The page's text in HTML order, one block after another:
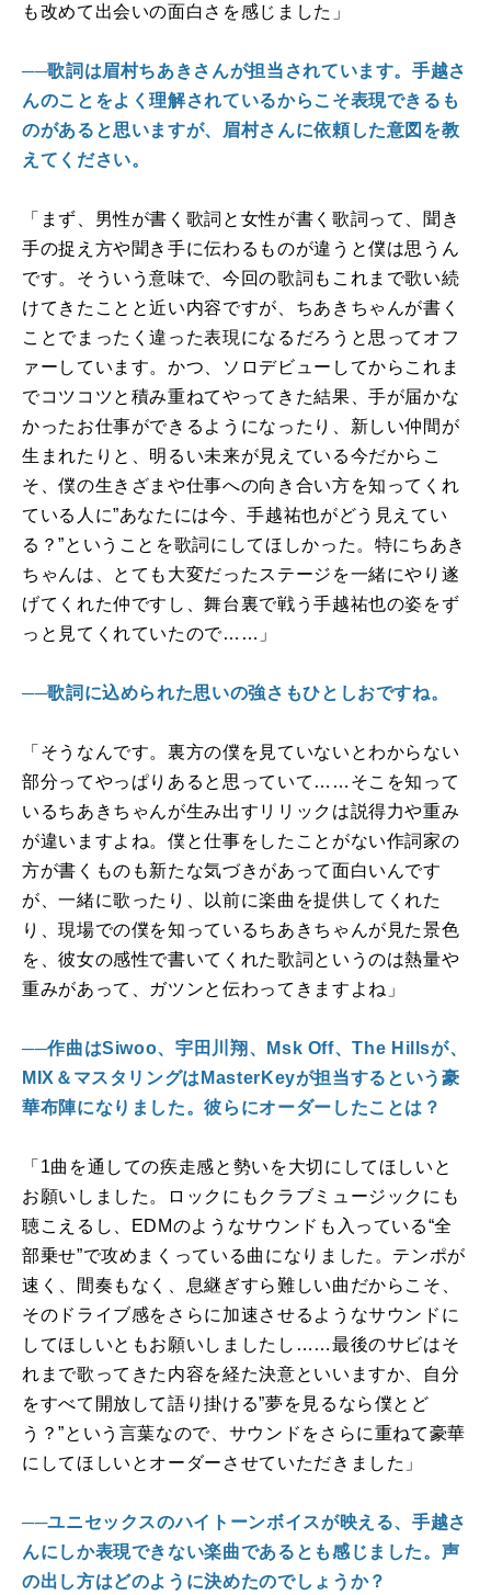
も改めて出会いの面白さを感じました」
──歌詞は眉村ちあきさんが担当されています。手越さ
んのことをよく理解されているからこそ表現できるも
のがあると思いますが、眉村さんに依頼した意図を教
えてください。
「まず、男性が書く歌詞と女性が書く歌詞って、聞き
手の捉え方や聞き手に伝わるものが違うと僕は思うん
です。そういう意味で、今回の歌詞もこれまで歌い続
けてきたことと近い内容ですが、ちあきちゃんが書く
ことでまったく違った表現になるだろうと思ってオフ
ァーしています。かつ、ソロデビューしてからこれま
でコツコツと積み重ねてやってきた結果、手が届かな
かったお仕事ができるようになったり、新しい仲間が
生まれたりと、明るい未来が見えている今だからこ
そ、僕の生きざまや仕事への向き合い方を知ってくれ
ている人に”あなたには今、手越祐也がどう見えてい
る？”ということを歌詞にしてほしかった。特にちあき
ちゃんは、とても大変だったステージを一緒にやり遂
げてくれた仲ですし、舞台裏で戦う手越祐也の姿をず
っと見てくれていたので……」
──歌詞に込められた思いの強さもひとしおですね。
「そうなんです。裏方の僕を見ていないとわからない
部分ってやっぱりあると思っていて……そこを知って
いるちあきちゃんが生み出すリリックは説得力や重み
が違いますよね。僕と仕事をしたことがない作詞家の
方が書くものも新たな気づきがあって面白いんです
が、一緒に歌ったり、以前に楽曲を提供してくれた
り、現場での僕を知っているちあきちゃんが見た景色
を、彼女の感性で書いてくれた歌詞というのは熱量や
重みがあって、ガツンと伝わってきますよね」
──作曲はSiwoo、宇田川翔、Msk Off、The Hillsが、
MIX＆マスタリングはMasterKeyが担当するという豪
華布陣になりました。彼らにオーダーしたことは？
「1曲を通しての疾走感と勢いを大切にしてほしいと
お願いしました。ロックにもクラブミュージックにも
聴こえるし、
EDMのようなサウンドも入っている“全
部乗せ”で攻めまくっている曲になりました。テンポが
速く、間奏もなく、息継ぎすら難しい曲だからこそ、
そのドライブ感をさらに加速させるようなサウンドに
してほしいともお願いしましたし……最後のサビはそ
れまで歌ってきた内容を経た決意といいますか、自分
をすべて開放して語り掛ける”夢を見るなら僕とど
う？”という言葉なので、サウンドをさらに重ねて豪華
にしてほしいとオーダーさせていただきました」
──ユニセックスのハイトーンボイスが映える、手越さ
んにしか表現できない楽曲であるとも感じました。声
の出し方はどのように決めたのでしょうか？